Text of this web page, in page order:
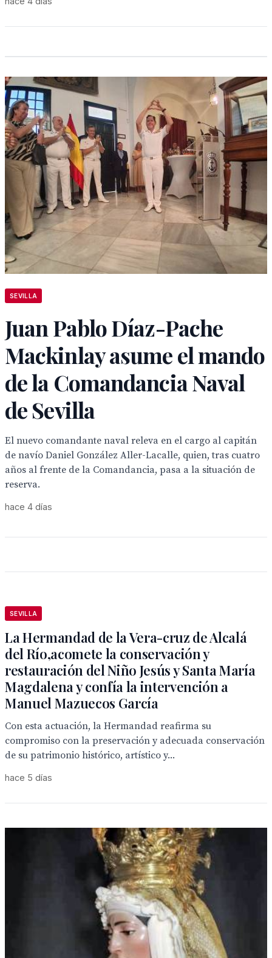
SEVILLA
Juan Pablo Díaz-Pache
Mackinlay asume el mando
de la Comandancia Naval
de Sevilla
El nuevo comandante naval releva en el cargo al capitán
de navío Daniel González Aller-Lacalle, quien, tras cuatro
años al frente de la Comandancia, pasa a la situación de
reserva.
hace 4 días
SEVILLA
La Hermandad de la Vera-cruz de Alcalá
del Río,acomete la conservación y
restauración del Niño Jesús y Santa María
Magdalena y confía la intervención a
Manuel Mazuecos García
Con esta actuación, la Hermandad reafirma su
compromiso con la preservación y adecuada conservación
de su patrimonio histórico, artístico y...
hace 5 días